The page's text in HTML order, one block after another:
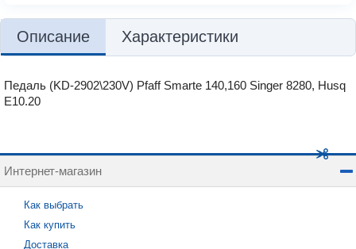
Описание Характеристики
Педаль (KD-2902\230V) Pfaff Smarte 140,160 Singer 8280, Husq
E10.20
Интернет-магазин
Как выбрать
Как купить
Доставка